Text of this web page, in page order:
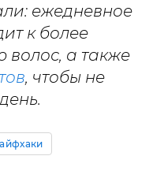
ежедневное
к более
волос, а также
, чтобы не